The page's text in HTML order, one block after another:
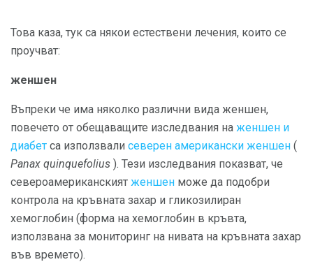
Това каза, тук са някои естествени лечения, които се
проучват:
женшен
Въпреки че има няколко различни вида женшен,
повечето от обещаващите изследвания на женшен и
диабет са използвали северен американски женшен (
Panax quinquefolius ). Тези изследвания показват, че
североамериканският женшен може да подобри
контрола на кръвната захар и гликозилиран
хемоглобин (форма на хемоглобин в кръвта,
използвана за мониторинг на нивата на кръвната захар
във времето).